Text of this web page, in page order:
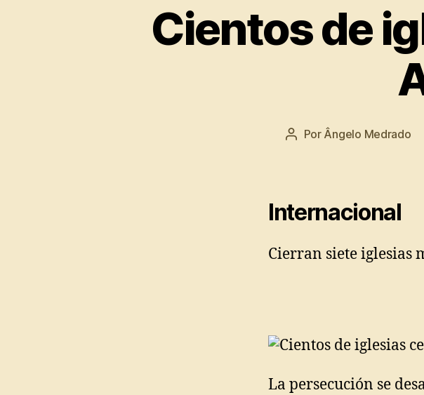
Cientos de
Autor
Por Ângelo Medrado
Internacional
Cierran siete iglesias
La persecución se